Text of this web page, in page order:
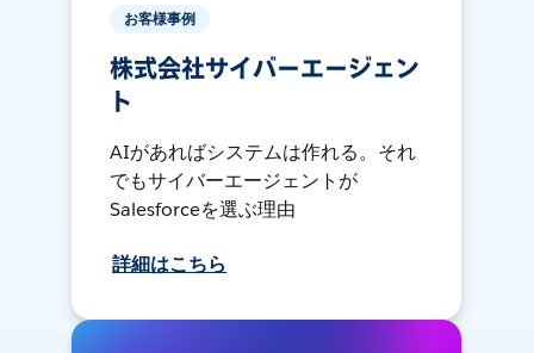
お客様事例
株式会社サイバーエージェン
ト
AIがあればシステムは作れる。それ
でもサイバーエージェントが
Salesforceを選ぶ理由
詳細はこちら